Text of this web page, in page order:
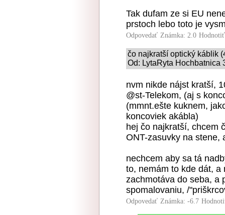
Tak dufam ze si EU
prstoch lebo toto je
Odpovedať Známka: 2.0
čo najkratší optický káblik
Od: LytaRyta Hochbatnica
nvm nikde nájst kratší,
@st-Telekom, (aj s
(mmnt.ešte kuknem,
koncoviek akábla)
hej čo najkratší, chcem
ONT-zasuvky na stene,
nechcem aby sa tá
to, nemám to kde dát, a
zachmotáva do seba, a
spomalovaniu, /
Odpovedať Známka: -6.7